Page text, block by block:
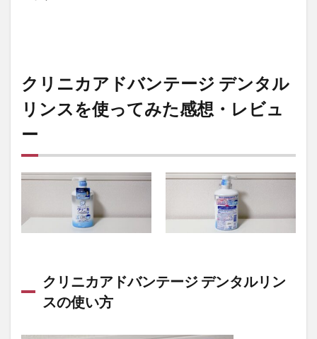
クリニカアドバンテージ デンタル
リンスを使ってみた感想・レビュ
ー
クリニカアドバンテージ デンタルリン
スの使い方